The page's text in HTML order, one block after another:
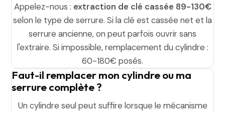
Appelez-nous : extraction de clé cassée 89-130€
selon le type de serrure. Si la clé est cassée net et la
serrure ancienne, on peut parfois ouvrir sans
l'extraire. Si impossible, remplacement du cylindre :
60-180€ posés.
Faut-il remplacer mon cylindre ou ma
serrure complète ?
Un cylindre seul peut suffire lorsque le mécanisme